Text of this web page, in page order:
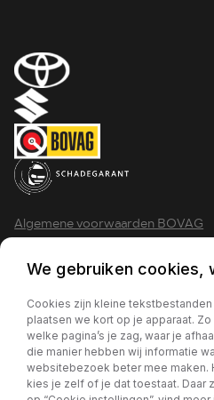
Algemene voorwaarden BOVAG
2026 - Krimpen aan den IJssel
We gebruiken cookies,
Cookies zijn kleine
plaatsen we kort op je apparaat.
welke pagina’s je zag, waar je
die manier hebben wij informatie
websitebezoek beter mee maken.
kies je zelf of je dat toestaat. Daar